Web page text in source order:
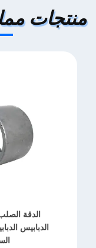
منتجات
الدقة
الدبابيس